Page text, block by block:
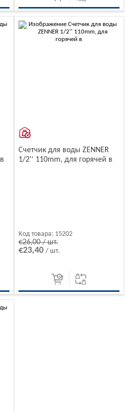
Счетчик для воды ZENNER
1/2'' 110mm, для горячей в
Код товара: 15202
€26,00 / шт.
€23,40 / шт.